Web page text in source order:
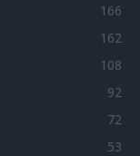
166
162
108
92
72
53